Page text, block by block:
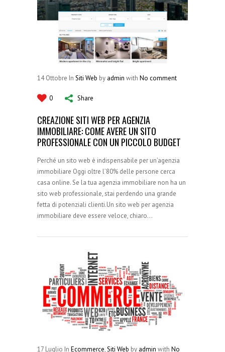
14 Ottobre In Siti Web by admin with No comment
0 Share
CREAZIONE SITI WEB PER AGENZIA
IMMOBILIARE: COME AVERE UN SITO
PROFESSIONALE CON UN PICCOLO BUDGET
Perché un sito web è indispensabile per un’agenzia
immobiliare Oggi oltre l’80% delle persone cerca
casa online. Se la tua agenzia immobiliare non ha un
sito web professionale, stai perdendo una grande
fetta di potenziali clienti.Un sito web per agenzia
immobiliare deve essere veloce, chiaro…
17 Luglio In Ecommerce,Siti Web by admin with No